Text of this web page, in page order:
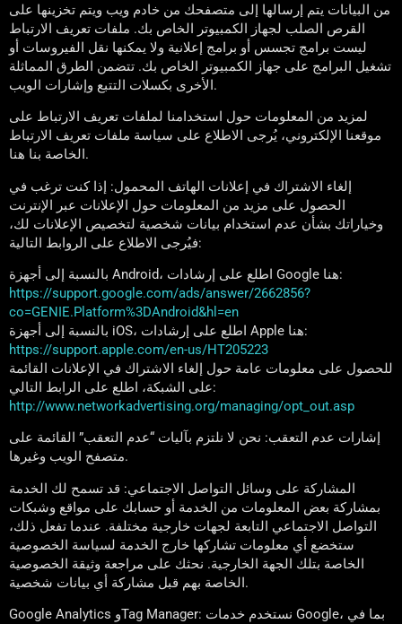
من البيانات يتم إرسالها إلى متصفحك من خادم ويب ويتم تخزينها على
القرص الصلب لجهاز الكمبيوتر الخاص بك. ملفات تعريف الارتباط
ليست برامج تجسس أو برامج إعلانية ولا يمكنها نقل الفيروسات أو
تشغيل البرامج على جهاز الكمبيوتر الخاص بك. تتضمن الطرق المماثلة
الأخرى بكسلات التتبع وإشارات الويب.
لمزيد من المعلومات حول استخدامنا لملفات تعريف الارتباط على
موقعنا الإلكتروني، يُرجى الاطلاع على سياسة ملفات تعريف الارتباط
الخاصة بنا هنا.
إلغاء الاشتراك في إعلانات الهاتف المحمول: إذا كنت ترغب في
الحصول على مزيد من المعلومات حول الإعلانات عبر الإنترنت
وخياراتك بشأن عدم استخدام بيانات شخصية لتخصيص الإعلانات لك،
فيُرجى الاطلاع على الروابط التالية:
بالنسبة إلى أجهزة Android، اطلع على إرشادات Google هنا:
https://support.google.com/ads/answer/2662856?
co=GENIE.Platform%3DAndroid&hl=en
بالنسبة إلى أجهزة iOS، اطلع على إرشادات Apple هنا:
https://support.apple.com/en-us/HT205223
للحصول على معلومات عامة حول إلغاء الاشتراك في الإعلانات القائمة
على الشبكة، اطلع على الرابط التالي:
http://www.networkadvertising.org/managing/opt_out.asp
إشارات عدم التعقب: نحن لا نلتزم بآليات “عدم التعقب” القائمة على
متصفح الويب وغيرها.
المشاركة على وسائل التواصل الاجتماعي: قد تسمح لك الخدمة
بمشاركة بعض المعلومات من الخدمة أو حسابك على مواقع وشبكات
التواصل الاجتماعي التابعة لجهات خارجية مختلفة. عندما تفعل ذلك،
ستخضع أي معلومات تشاركها خارج الخدمة لسياسة الخصوصية
الخاصة بتلك الجهة الخارجية. نحثك على مراجعة وثيقة الخصوصية
الخاصة بهم قبل مشاركة أي بيانات شخصية.
Google Analytics وTag Manager: نستخدم خدمات Google، بما في